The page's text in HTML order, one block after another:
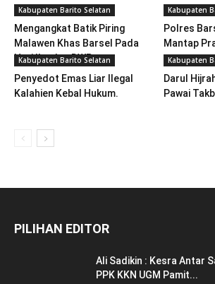
Kabupaten Barito Selatan
Mengangkat Batik Piring
Malawen Khas Barsel Pada
Hari Ibu dan DWP
Kabupaten
Polres
Mantap
Kabupaten Barito Selatan
Penyedot Emas Liar Ilegal
Kalahien Kebal Hukum.
Kabupaten
Darul
Pawai
PILIHAN EDITOR
Ali Sadikin : Kesra Antar
PPK KKN UGM Pamit...